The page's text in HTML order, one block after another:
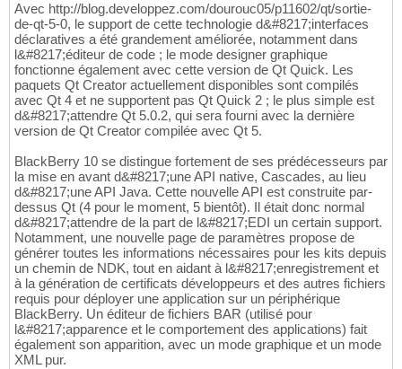
Avec http://blog.developpez.com/dourouc05/p11602/qt/sortie-
de-qt-5-0, le support de cette technologie d&#8217;interfaces
déclaratives a été grandement améliorée, notamment dans
l&#8217;éditeur de code ; le mode designer graphique
fonctionne également avec cette version de Qt Quick. Les
paquets Qt Creator actuellement disponibles sont compilés
avec Qt 4 et ne supportent pas Qt Quick 2 ; le plus simple est
d&#8217;attendre Qt 5.0.2, qui sera fourni avec la dernière
version de Qt Creator compilée avec Qt 5.
BlackBerry 10 se distingue fortement de ses prédécesseurs par
la mise en avant d&#8217;une API native, Cascades, au lieu
d&#8217;une API Java. Cette nouvelle API est construite par-
dessus Qt (4 pour le moment, 5 bientôt). Il était donc normal
d&#8217;attendre de la part de l&#8217;EDI un certain support.
Notamment, une nouvelle page de paramètres propose de
générer toutes les informations nécessaires pour les kits depuis
un chemin de NDK, tout en aidant à l&#8217;enregistrement et
à la génération de certificats développeurs et des autres fichiers
requis pour déployer une application sur un périphérique
BlackBerry. Un éditeur de fichiers BAR (utilisé pour
l&#8217;apparence et le comportement des applications) fait
également son apparition, avec un mode graphique et un mode
XML pur.